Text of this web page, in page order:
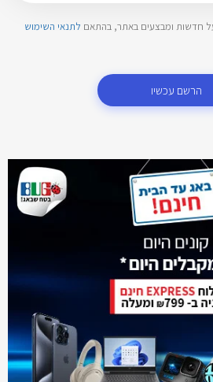
על חדשות ומבצעים באתר, בהתאם לתנאי השימוש
הרשם עכשיו